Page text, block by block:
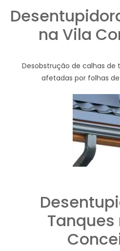
na Vila
Desobstrução de calhas
afetadas por folhas
Tanques